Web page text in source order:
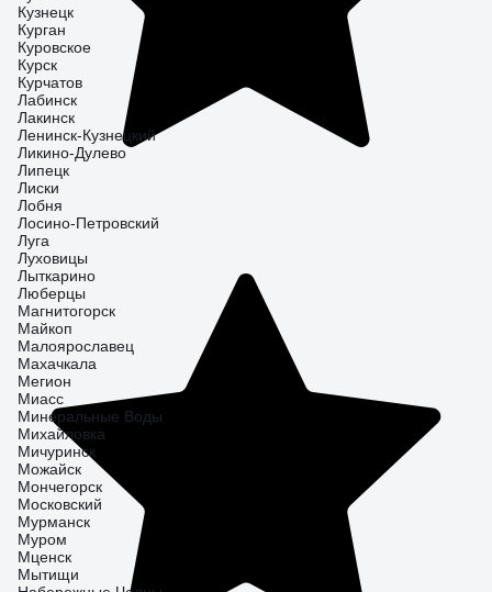
Кузнецк
Курган
Куровское
Курск
Курчатов
Лабинск
Лакинск
Ленинск-Кузнецкий
Ликино-Дулево
Липецк
Лиски
Лобня
Лосино-Петровский
Луга
Луховицы
Лыткарино
Люберцы
Магнитогорск
Майкоп
Малоярославец
Махачкала
Мегион
Миасс
Минеральные Воды
Михайловка
Мичуринск
Можайск
Мончегорск
Московский
Мурманск
Муром
Мценск
Мытищи